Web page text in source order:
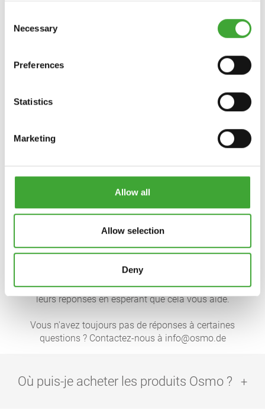
Selection
Necessary
Preferences
Statistics
Marketing
Allow all
Allow selection
Deny
MEUBLES
MURS & PLAFONDS
QUESTIONS ET RÉPONSES
Nous avons rassemblé les questions les plus posées et
leurs réponses en espérant que cela vous aide.
Vous n'avez toujours pas de réponses à certaines
questions ? Contactez-nous à info@osmo.de
Où puis-je acheter les produits Osmo ?